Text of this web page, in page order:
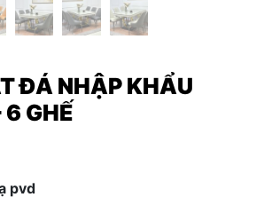
ĐÁ NHẬP KHẨU
6 GHẾ
pvd